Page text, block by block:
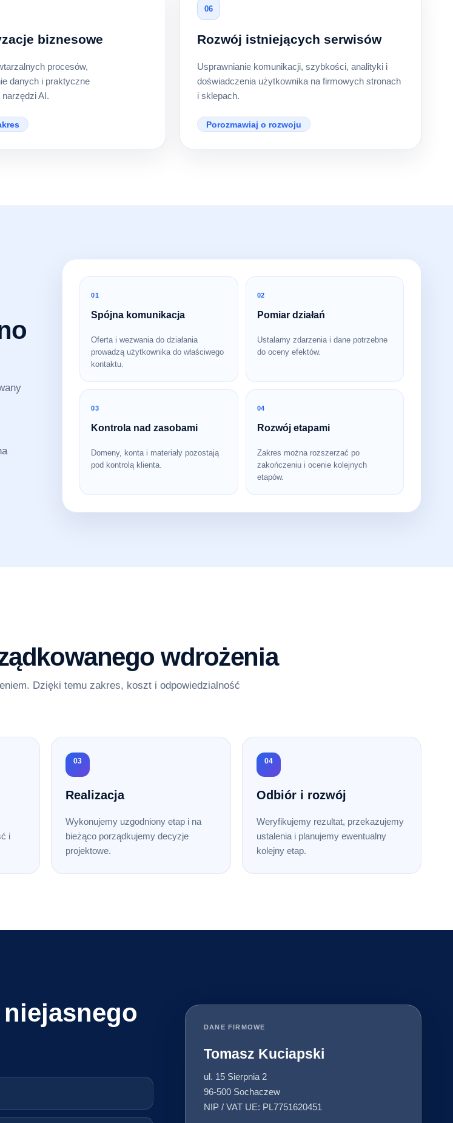
biznesowe
procesów,
danych i praktyczne
AI.
06
Rozwój istniejących serwisów
Usprawnianie komunikacji, szybkości, analityki i
doświadczenia użytkownika na firmowych stronach
i sklepach.
Porozmawiaj o rozwoju
01
Spójna komunikacja
Oferta i wezwania do działania
prowadzą użytkownika do właściwego
kontaktu.
02
Pomiar działań
Ustalamy zdarzenia i dane potrzebne
do oceny efektów.
03
Kontrola nad zasobami
Domeny, konta i materiały pozostają
pod kontrolą klienta.
04
Rozwój etapami
Zakres można rozszerzać po
zakończeniu i ocenie kolejnych
etapów.
wdrożenia
Dzięki temu zakres, koszt i odpowiedzialność
i
03
Realizacja
Wykonujemy uzgodniony etap i na
bieżąco porządkujemy decyzje
projektowe.
04
Odbiór i rozwój
Weryfikujemy rezultat, przekazujemy
ustalenia i planujemy ewentualny
kolejny etap.
DANE FIRMOWE
Tomasz Kuciapski
ul. 15 Sierpnia 2
96-500 Sochaczew
NIP / VAT UE: PL7751620451